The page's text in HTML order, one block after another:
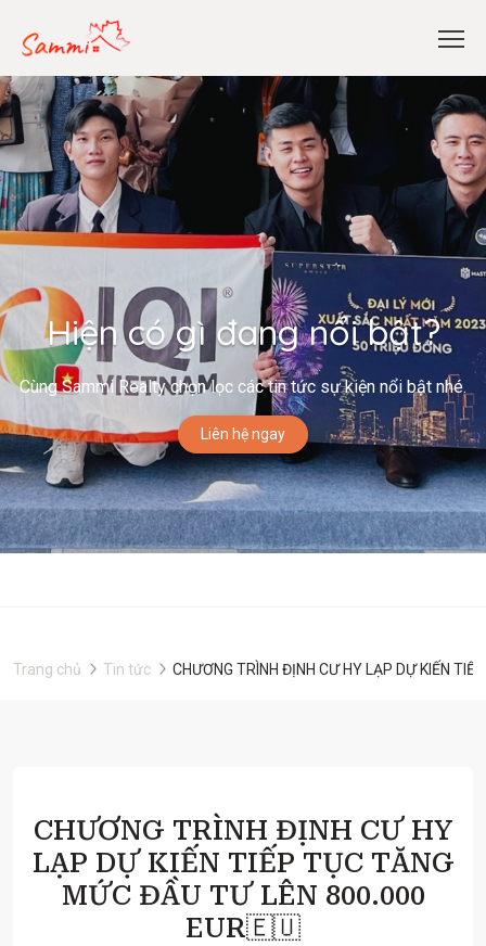
Hiện có gì đang nổi bật?
Cùng Sammi Realty chọn lọc các tin tức sự kiện nổi bật nhé.
Liên hệ ngay
Trang chủ Tin tức CHƯƠNG TRÌNH ĐỊNH CƯ HY LẠP DỰ KIẾN
CHƯƠNG TRÌNH ĐỊNH CƯ HY
LẠP DỰ KIẾN TIẾP TỤC TĂNG
MỨC ĐẦU TƯ LÊN 800.000
EUR🇪🇺